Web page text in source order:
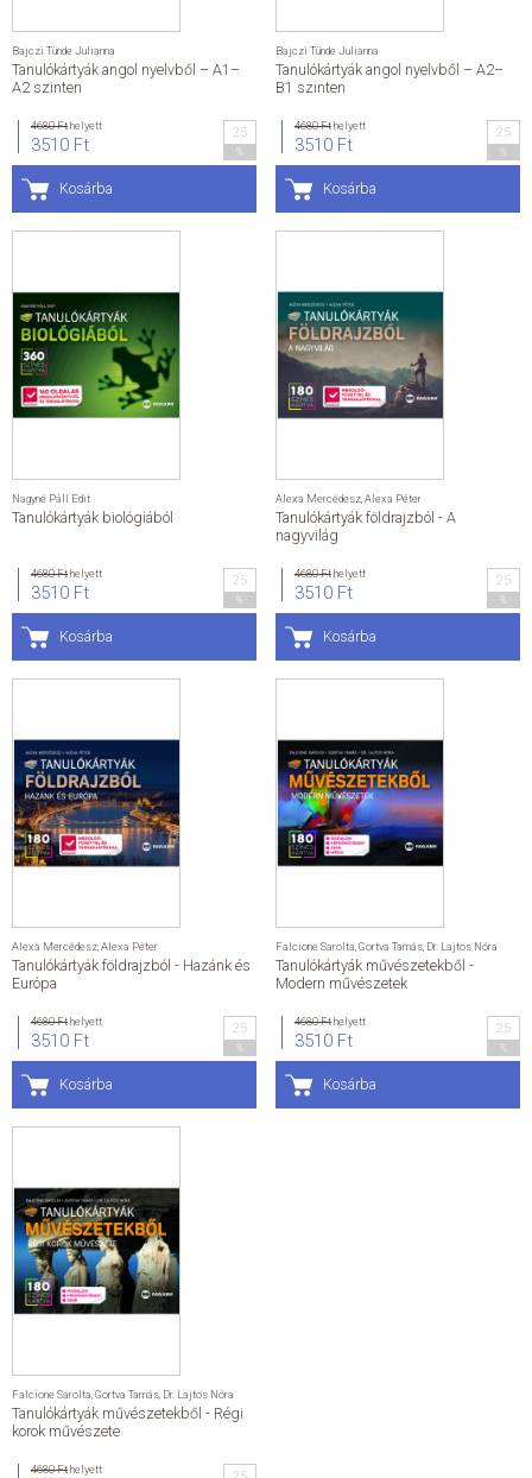
Bajczi Tünde Julianna
Tanulókártyák angol nyelvből – A1–
A2 szinten
4680 Fthelyett
3510 Ft
25
Kosárba
Bajczi Tünde Julianna
Tanulókártyák angol nyelvből – A2–
B1 szinten
4680 Fthelyett
3510 Ft
25
Kosárba
Nagyné Páll Edit
Tanulókártyák biológiából
4680 Fthelyett
3510 Ft
25
Kosárba
Alexa Mercédesz Alexa Péter
Tanulókártyák földrajzból - A
nagyvilág
4680 Fthelyett
3510 Ft
25
Kosárba
Alexa Mercédesz Alexa Péter
Tanulókártyák földrajzból - Hazánk és
Európa
4680 Fthelyett
3510 Ft
25
Kosárba
Falcione Sarolta Gortva Tamás Dr. Lajtos Nóra
Tanulókártyák művészetekből -
Modern művészetek
4680 Fthelyett
3510 Ft
25
Kosárba
Falcione Sarolta Gortva Tamás Dr. Lajtos Nóra
Tanulókártyák művészetekből - Régi
korok művészete
4680 Fthelyett